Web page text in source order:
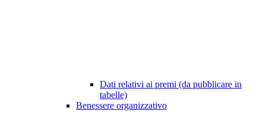
Dati relativi ai premi (da pubblicare in
tabelle)
Benessere organizzativo